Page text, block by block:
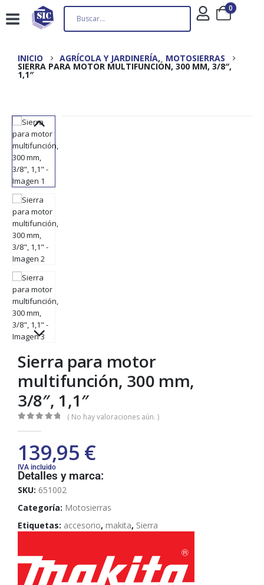
0
INICIO AGRÍCOLA Y JARDINERÍA, MOTOSIERRAS
SIERRA PARA MOTOR MULTIFUNCIÓN, 300 MM, 3/8″,
1,1″
Sierra para motor
multifunción, 300 mm,
3/8″, 1,1″
( No hay valoraciones aún. )
139,95 €
IVA incluido
Detalles y marca:
SKU: 651002
Categoría: Motosierras
Etiquetas: accesorio, makita, Sierra